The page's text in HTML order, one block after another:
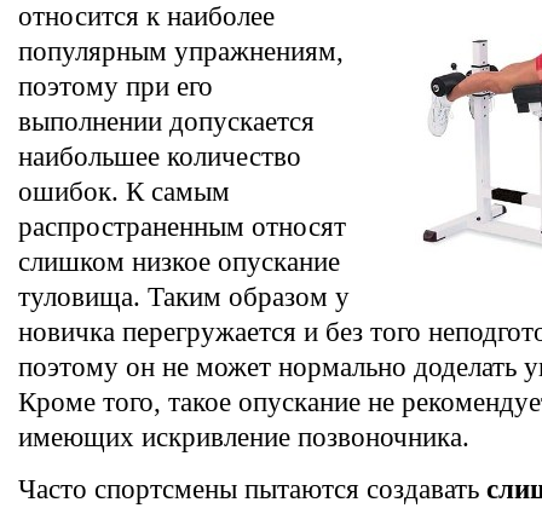
относится к наиболее
популярным упражнениям,
поэтому при его
выполнении допускается
наибольшее количество
ошибок. К самым
распространенным относят
слишком низкое опускание
туловища. Таким образом у
новичка перегружается и без того
поэтому он не может нормально доделать
Кроме того, такое опускание не
имеющих искривление позвоночника.
Часто спортсмены пытаются создавать